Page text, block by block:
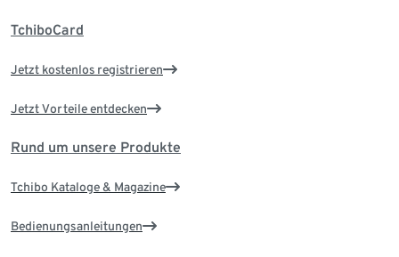
TchiboCard
Jetzt kostenlos registrieren
Jetzt Vorteile entdecken
Rund um unsere Produkte
Tchibo Kataloge & Magazine
Bedienungsanleitungen